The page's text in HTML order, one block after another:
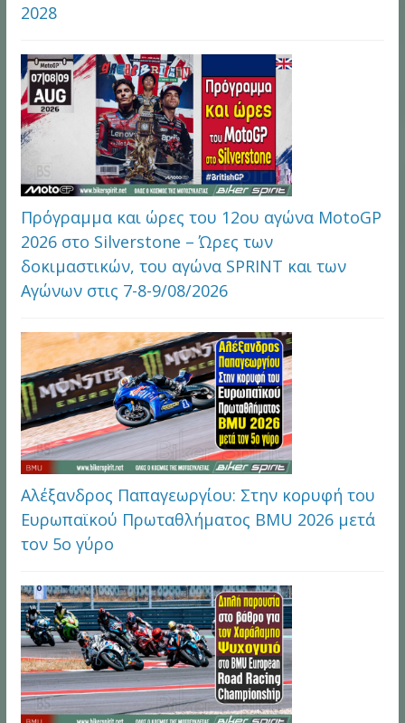
2028
Πρόγραμμα και ώρες του 12ου αγώνα MotoGP
2026 στo Silverstone – Ώρες των
δοκιμαστικών, του αγώνα SPRINT και των
Αγώνων στις 7-8-9/08/2026
Αλέξανδρος Παπαγεωργίου: Στην κορυφή του
Ευρωπαϊκού Πρωταθλήματος BMU 2026 μετά
τον 5ο γύρο